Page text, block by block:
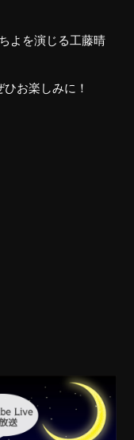
よを演じる工藤晴
お楽しみに！